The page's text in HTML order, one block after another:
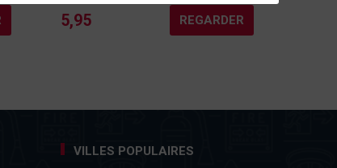
5,95 REGARDER
VILLES POPULAIRES